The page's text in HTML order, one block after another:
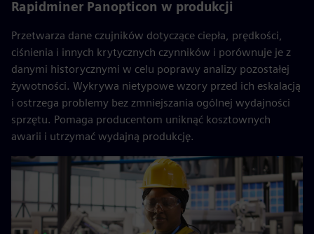
Rapidminer Panopticon w produkcji
Przetwarza dane czujników dotyczące ciepła, prędkości,
ciśnienia i innych krytycznych czynników i porównuje je z
danymi historycznymi w celu poprawy analizy pozostałej
żywotności. Wykrywa nietypowe wzory przed ich eskalacją
i ostrzega problemy bez zmniejszania ogólnej wydajności
sprzętu. Pomaga producentom uniknąć kosztownych
awarii i utrzymać wydajną produkcję.